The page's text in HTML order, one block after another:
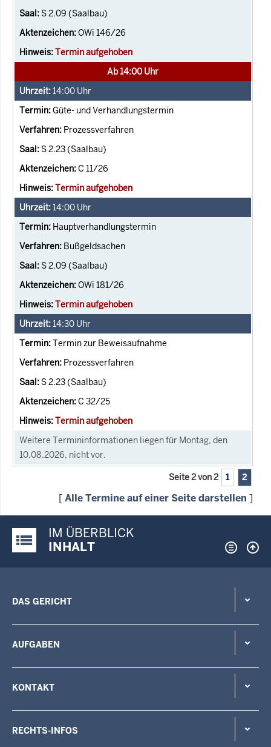
S 2.09 (Saalbau)
OWi 146/26
Termin aufgehoben
Ab 14:00 Uhr
14:00 Uhr
Güte- und Verhandlungstermin
Prozessverfahren
S 2.23 (Saalbau)
C 11/26
Termin aufgehoben
14:00 Uhr
Hauptverhandlungstermin
Bußgeldsachen
S 2.09 (Saalbau)
OWi 181/26
Termin aufgehoben
14:30 Uhr
Termin zur Beweisaufnahme
Prozessverfahren
S 2.23 (Saalbau)
C 32/25
Termin aufgehoben
Weitere Termininformationen liegen für Montag, den
10.08.2026, nicht vor.
Seite 2 von 2 1 2
[Alle Termine auf einer Seite darstellen ]
Justiz-Portal im Überblick:
IM ÜBERBLICK
INHALT
DAS GERICHT
AUFGABEN
KONTAKT
RECHTS-INFOS